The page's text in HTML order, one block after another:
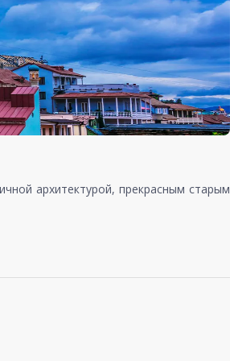
архитектурой, прекрасным старым